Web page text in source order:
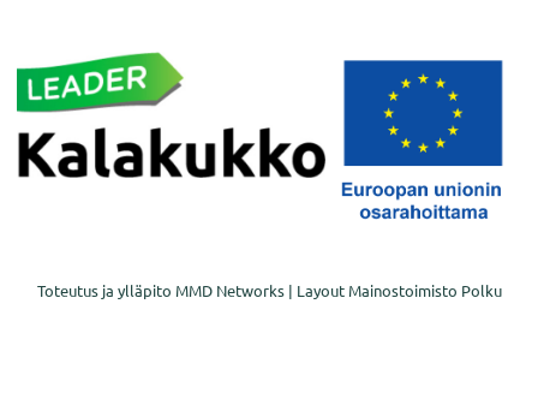
Toteutus ja ylläpito MMD Networks| Layout Mainostoimisto Polku